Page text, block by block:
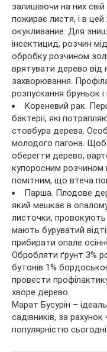
залишаючи на них свій
пожирає листя, і в
окукливание. Для
інсектицид, розчин
обробку розчином
врятувати дерево від
захворювання.
розпускання бруньок і
Кореневий рак.
бактерії, які
стовбура дерева.
молодого пагона. Щоб
оберегти дерево,
купоросним
помітним, що втеча
Парша. Плодове
який мешкає в
листочки, провокують
мають буруватий
прибирати опале
Обробляти ґрунт 3%
бутонів 1%
провести
хворе дерево.
Марат Бусурін –
садівників, за
популярністю сьогодні.